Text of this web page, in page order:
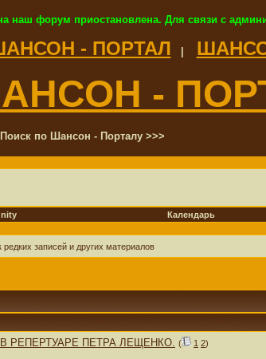
наш форум приостановлена. Для связи с
- ПОРТАЛ
-
Поиск по Шансон - Порталу >>>
Календарь
записей и других материалов
В РЕПЕРТУАРЕ ПЕТРА ЛЕЩЕНКО. ( 1 2)